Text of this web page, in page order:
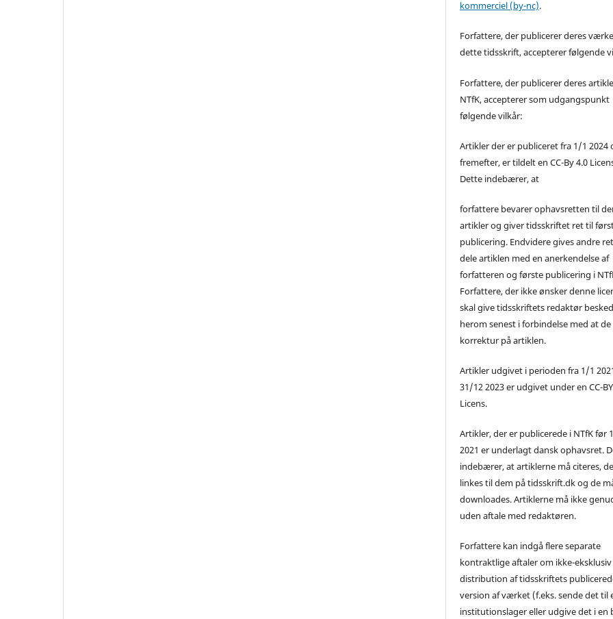
kommerciel (by-nc).
Forfattere, der publicerer deres
dette tidsskrift, accepterer følgende
Forfattere, der publicerer deres
NTfK, accepterer som udgangspunkt
følgende vilkår:
Artikler der er publiceret fra 1/1 2024
fremefter, er tildelt en CC-By 4.0
Dette indebærer, at
forfattere bevarer ophavsretten til
artikler og giver tidsskriftet ret til
publicering. Endvidere gives andre
dele artiklen med en anerkendelse af
forfatteren og første publicering i
Forfattere, der ikke ønsker denne
skal give tidsskriftets redaktør besked
herom senest i forbindelse med at
korrektur på artiklen.
Artikler udgivet i perioden fra 1/1
31/12 2023 er udgivet under en CC-
Licens.
Artikler, der er publicerede i NTfK før
2021 er underlagt dansk ophavsret.
indebærer, at artiklerne må citeres,
linkes til dem på tidsskrift.dk og de
downloades. Artiklerne må ikke
uden aftale med redaktøren.
Forfattere kan indgå flere separate
kontraktlige aftaler om ikke-eksklusiv
distribution af tidsskriftets
version af værket (f.eks. sende det til
institutionslager eller udgive det i en